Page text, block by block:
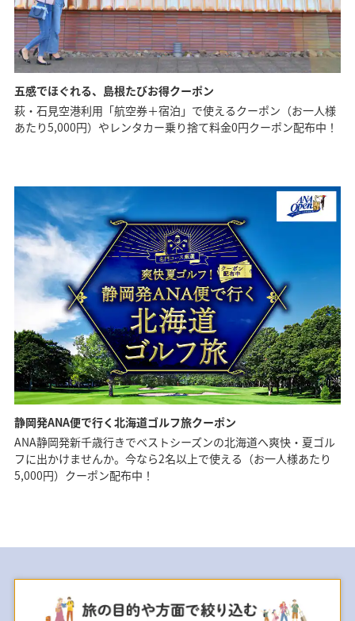
五感でほぐれる、島根たびお得クーポン
萩・石見空港利用「航空券＋宿泊」で使えるクーポン（お一人様
あたり5,000円）やレンタカー乗り捨て料金0円クーポン配布中！
静岡発ANA便で行く北海道ゴルフ旅クーポン
ANA静岡発新千歳行きでベストシーズンの北海道へ爽快・夏ゴル
フに出かけませんか。今なら2名以上で使える（お一人様あたり
5,000円）クーポン配布中！